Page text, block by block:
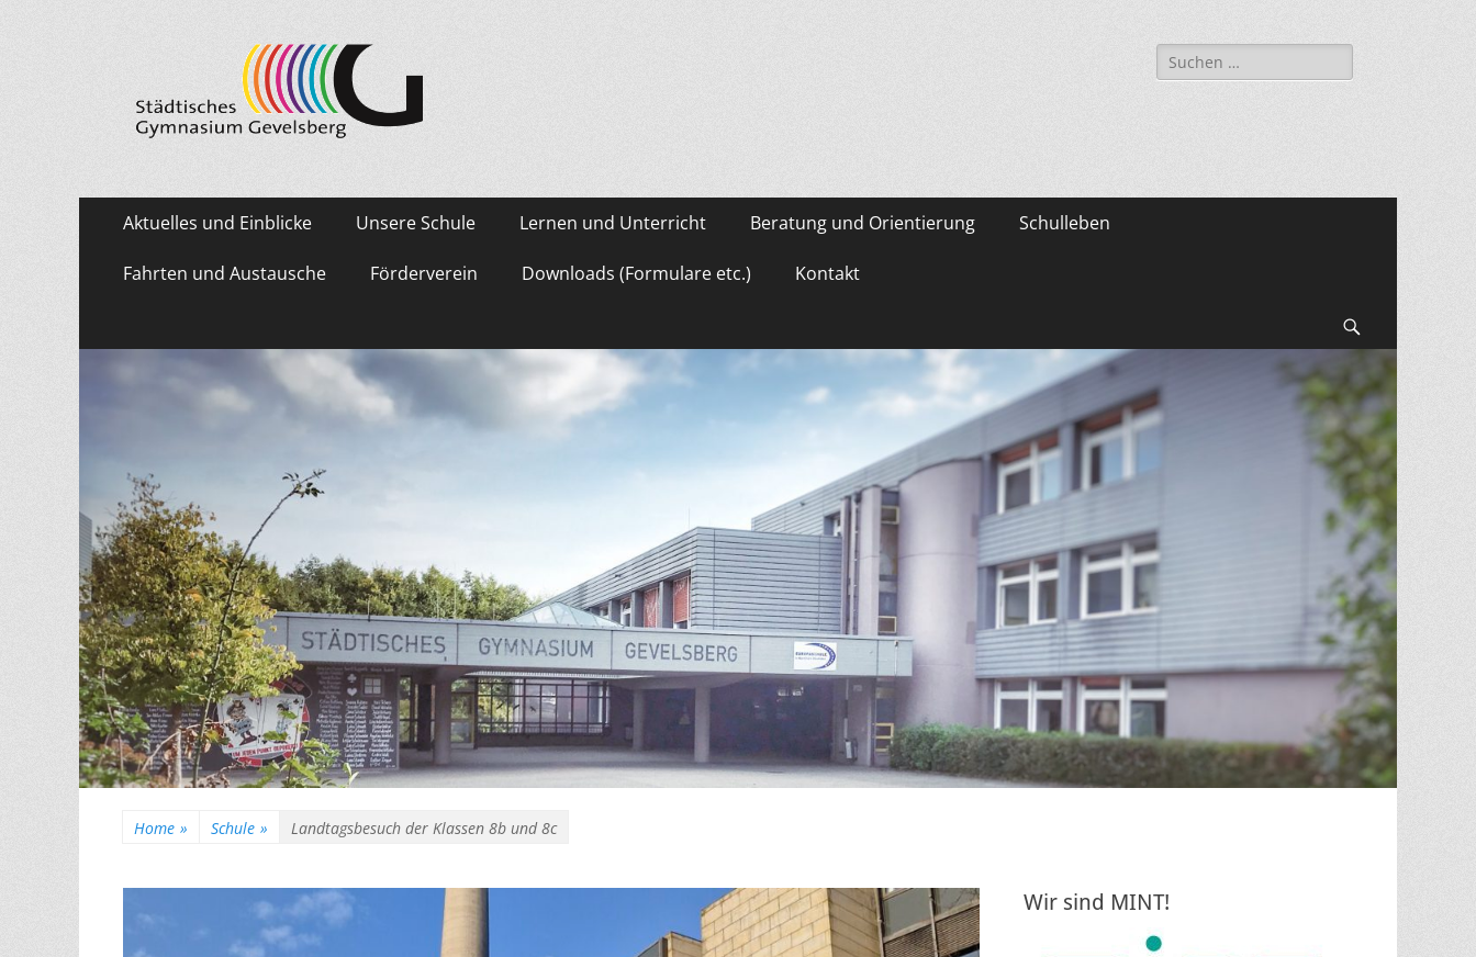
Städtisches Gymnasium Gevelsberg
Suche
nach:
Primäres
Zum
Inhalt
springen
Aktuelles und Einblicke Unsere Schule Lernen und Unterricht Beratung und Orientierung Schulleben
Fahrten und Austausche Förderverein Downloads (Formulare etc.) Kontakt
Home » Schule » Landtagsbesuch der Klassen 8b und 8c
Wir sind MINT!